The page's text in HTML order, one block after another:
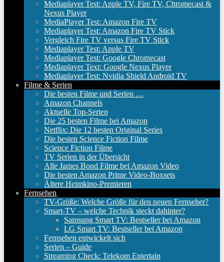
Mediaplayer Test: Apple TV, Fire TV, Chromecast &
Nexus Player
MediaPlayer Test: Amazon Fire TV
Mediaplayer Test: Amazon Fire TV Stick
Vergleich Fire TV versus Fire TV Stick
Mediaplayer Test: Apple TV
Mediaplayer Test: Google Chromecast
Mediaplayer Text: Google Nexus Player
Mediaplayer Test: Nvidia Shield Android TV
Filme & Serien
Die besten Filme und Serien …
Amazon Channels
Aktuelle Top-Serien
Die 25 besten Filme bei Amazon
Netflix: Die 12 besten Original Series
Die besten Science Fiction Filme
Science Fiction Filme
TV Serien in der Übersicht
Alle James Bond Filme bei Amazon Video
Die besten Amazon Prime Video-Boxsets
Ältere Heimkino-Premieren
Fernsehen
TV-Größe: Welche Größe für den neuen Fernseher?
Smart-TV – welche Technik steckt dahinter?
Samsung Smart TV: Bestseller bei Amazon
LG Smart TV: Bestseller bei Amazon
Fernsehen entwickelt sich
Serien – Guide
Streaming Check: Telekom Entertain